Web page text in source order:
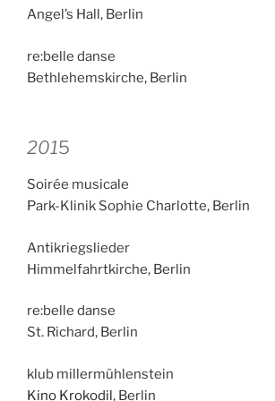
Angel’s Hall, Berlin
re:belle danse
Bethlehemskirche, Berlin
2015
Soirée musicale
Park-Klinik Sophie Charlotte, Berlin
Antikriegslieder
Himmelfahrtkirche, Berlin
re:belle danse
St. Richard, Berlin
klub millermühlenstein
Kino Krokodil, Berlin